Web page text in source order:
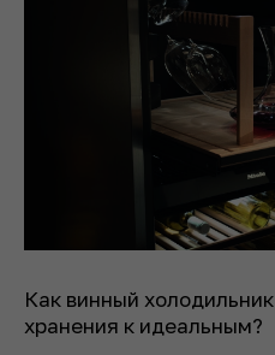
Как винный
хранения к идеальным?